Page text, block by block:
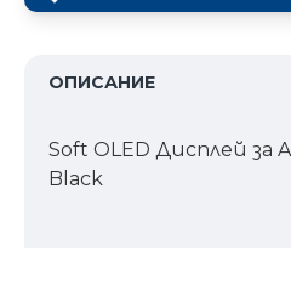
ОПИСАНИЕ
Soft OLED Дисплей за
Black